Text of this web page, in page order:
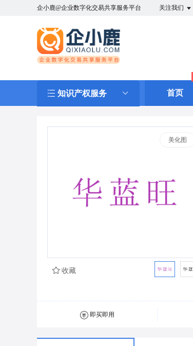
企小鹿@企业数字化交易共享服务平台 关注我们
知识产权服务 首页
美化图
收藏
即买即用